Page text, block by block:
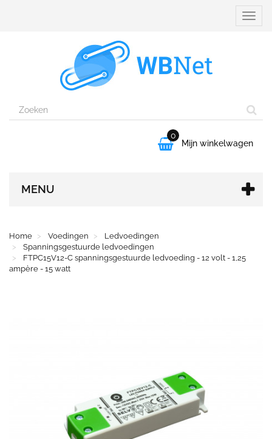

0
Mijn winkelwagen
MENU
Home Voedingen
Ledvoedingen
Spanningsgestuurde ledvoedingen
FTPC15V12-C spanningsgestuurde ledvoeding - 12 volt - 1,25
ampère - 15 watt